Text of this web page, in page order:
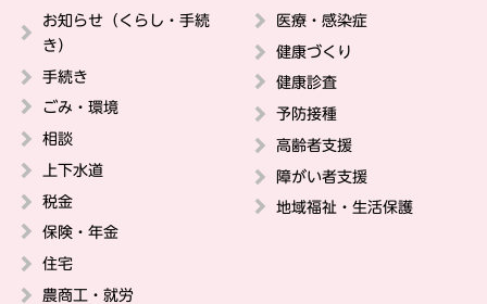
お知らせ（くらし・手続
き）
手続き
ごみ・環境
相談
上下水道
税金
保険・年金
住宅
農商工・就労
医療・感染症
健康づくり
健康診査
予防接種
高齢者支援
障がい者支援
地域福祉・生活保護